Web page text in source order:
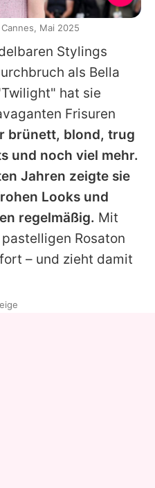
Stylings
als Bella
hat sie
Frisuren
brünett, blond, trug
und noch viel mehr.
Jahren zeigte sie
Looks und
regelmäßig. Mit
Rosaton
– und zieht damit
Mai 2025